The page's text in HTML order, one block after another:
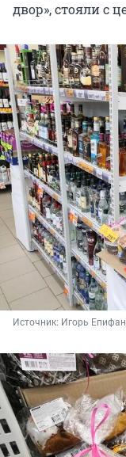
двор», стояли с
Источник: Игорь